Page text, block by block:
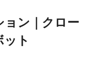
ン｜クロー
ト